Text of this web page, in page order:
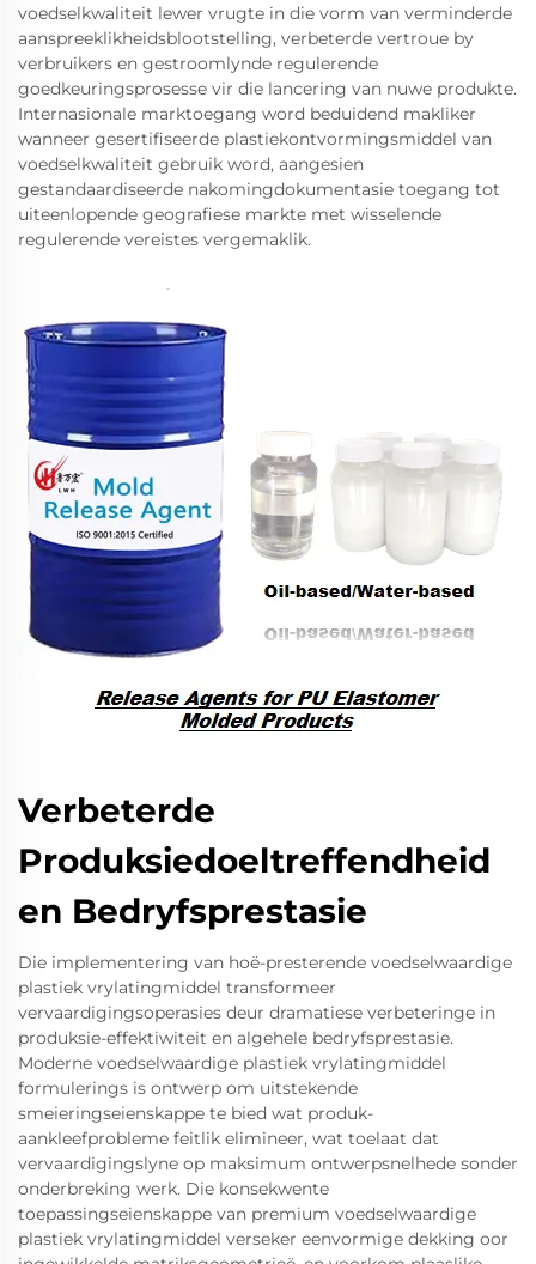
voedselkwaliteit lewer vrugte in die vorm van verminderde
aanspreeklikheidsblootstelling, verbeterde vertroue by
verbruikers en gestroomlynde regulerende
goedkeuringsprosesse vir die lancering van nuwe produkte.
Internasionale marktoegang word beduidend makliker
wanneer gesertifiseerde plastiekontvormingsmiddel van
voedselkwaliteit gebruik word, aangesien
gestandaardiseerde nakomingdokumentasie toegang tot
uiteenlopende geografiese markte met wisselende
regulerende vereistes vergemaklik.
Verbeterde
Produksiedoeltreffendheid
en Bedryfsprestasie
Die implementering van hoë-presterende voedselwaardige
plastiek vrylatingmiddel transformeer
vervaardigingsoperasies deur dramatiese verbeteringe in
produksie-effektiwiteit en algehele bedryfsprestasie.
Moderne voedselwaardige plastiek vrylatingmiddel
formulerings is ontwerp om uitstekende
smeieringseienskappe te bied wat produk-
aankleefprobleme feitlik elimineer, wat toelaat dat
vervaardigingslyne op maksimum ontwerpsnelhede sonder
onderbreking werk. Die konsekwente
toepassingseienskappe van premium voedselwaardige
plastiek vrylatingmiddel verseker eenvormige dekking oor